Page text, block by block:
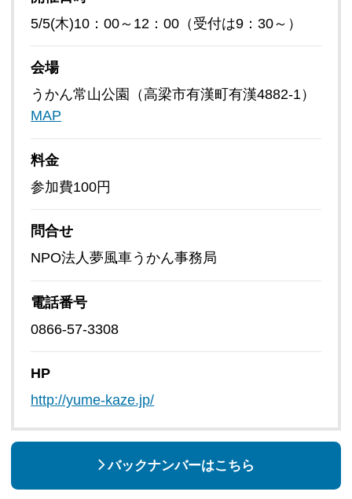
5/5(木)10：00～12：00（受付は9：30～）
会場
うかん常山公園（高梁市有漢町有漢4882-1）
MAP
料金
参加費100円
問合せ
NPO法人夢風車うかん事務局
電話番号
0866-57-3308
HP
http://yume-kaze.jp/
バックナンバーはこちら